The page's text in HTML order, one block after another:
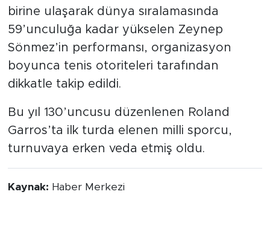
birine ulaşarak dünya sıralamasında
59’unculuğa kadar yükselen Zeynep
Sönmez’in performansı, organizasyon
boyunca tenis otoriteleri tarafından
dikkatle takip edildi.
Bu yıl 130’uncusu düzenlenen Roland
Garros’ta ilk turda elenen milli sporcu,
turnuvaya erken veda etmiş oldu.
Kaynak: Haber Merkezi